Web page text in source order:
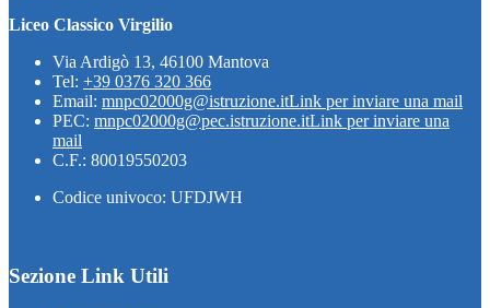
Liceo Classico Virgilio
Via Ardigò 13, 46100 Mantova
Tel: +39 0376 320 366
Email: mnpc02000g@istruzione.itLink per inviare una mail
PEC: mnpc02000g@pec.istruzione.itLink per inviare una
mail
C.F.: 80019550203
Codice univoco: UFDJWH
Sezione Link Utili